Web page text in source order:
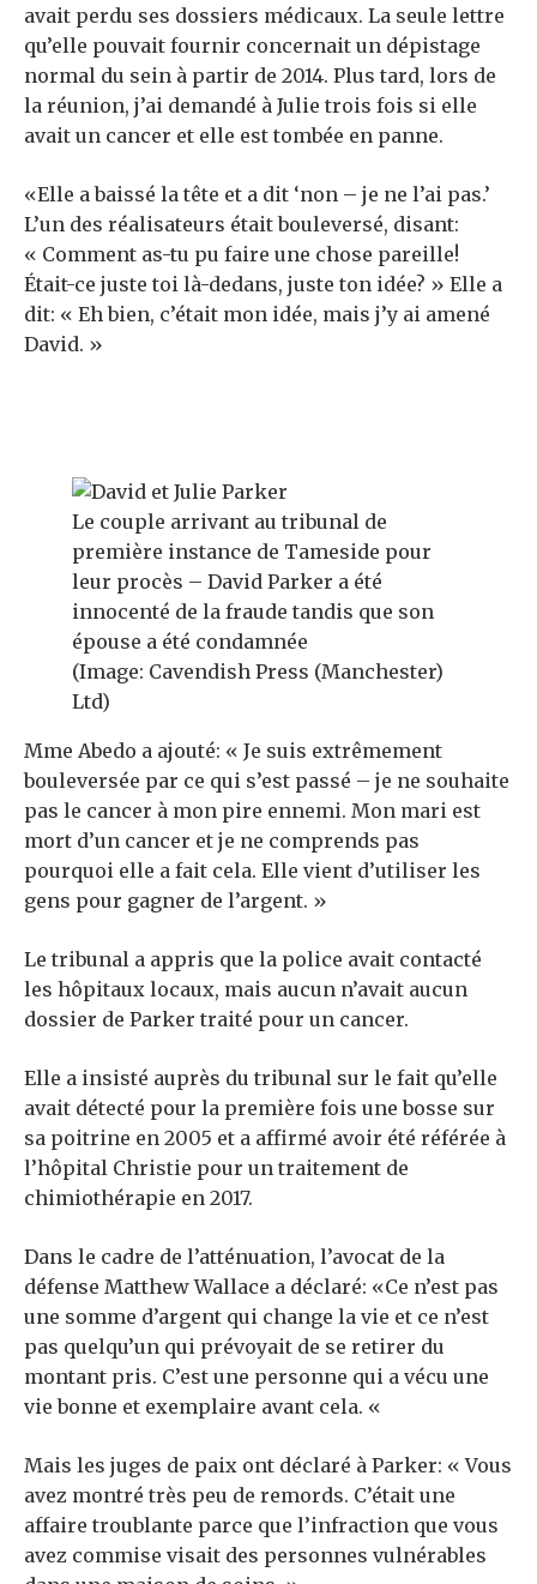
avait perdu ses dossiers médicaux. La seule lettre
qu’elle pouvait fournir concernait un dépistage
normal du sein à partir de 2014. Plus tard, lors de
la réunion, j’ai demandé à Julie trois fois si elle
avait un cancer et elle est tombée en panne.
«Elle a baissé la tête et a dit ‘non – je ne l’ai pas.’
L’un des réalisateurs était bouleversé, disant:
« Comment as-tu pu faire une chose pareille!
Était-ce juste toi là-dedans, juste ton idée? » Elle a
dit: « Eh bien, c’était mon idée, mais j’y ai amené
David. »
Le couple arrivant au tribunal de
première instance de Tameside pour
leur procès – David Parker a été
innocenté de la fraude tandis que son
épouse a été condamnée
(Image: Cavendish Press (Manchester)
Ltd)
Mme Abedo a ajouté: « Je suis extrêmement
bouleversée par ce qui s’est passé – je ne souhaite
pas le cancer à mon pire ennemi. Mon mari est
mort d’un cancer et je ne comprends pas
pourquoi elle a fait cela. Elle vient d’utiliser les
gens pour gagner de l’argent. »
Le tribunal a appris que la police avait contacté
les hôpitaux locaux, mais aucun n’avait aucun
dossier de Parker traité pour un cancer.
Elle a insisté auprès du tribunal sur le fait qu’elle
avait détecté pour la première fois une bosse sur
sa poitrine en 2005 et a affirmé avoir été référée à
l’hôpital Christie pour un traitement de
chimiothérapie en 2017.
Dans le cadre de l’atténuation, l’avocat de la
défense Matthew Wallace a déclaré: «Ce n’est pas
une somme d’argent qui change la vie et ce n’est
pas quelqu’un qui prévoyait de se retirer du
montant pris. C’est une personne qui a vécu une
vie bonne et exemplaire avant cela. «
Mais les juges de paix ont déclaré à Parker: « Vous
avez montré très peu de remords. C’était une
affaire troublante parce que l’infraction que vous
avez commise visait des personnes vulnérables